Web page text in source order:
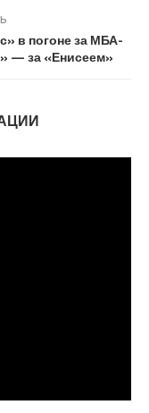
в погоне за МБА-
— за «Енисеем»